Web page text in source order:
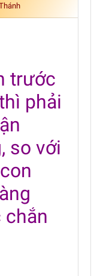
trước
phải
so với
chắn